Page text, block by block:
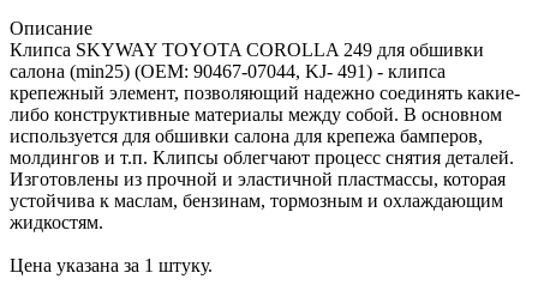
Описание
Клипса SKYWAY TOYOTA COROLLA 249 для обшивки
салона (min25) (OEM: 90467-07044, KJ- 491) - клипса
крепежный элемент, позволяющий надежно соединять какие-
либо конструктивные материалы между собой. В основном
используется для обшивки салона для крепежа бамперов,
молдингов и т.п. Клипсы облегчают процесс снятия деталей.
Изготовлены из прочной и эластичной пластмассы, которая
устойчива к маслам, бензинам, тормозным и охлаждающим
жидкостям.
Цена указана за 1 штуку.